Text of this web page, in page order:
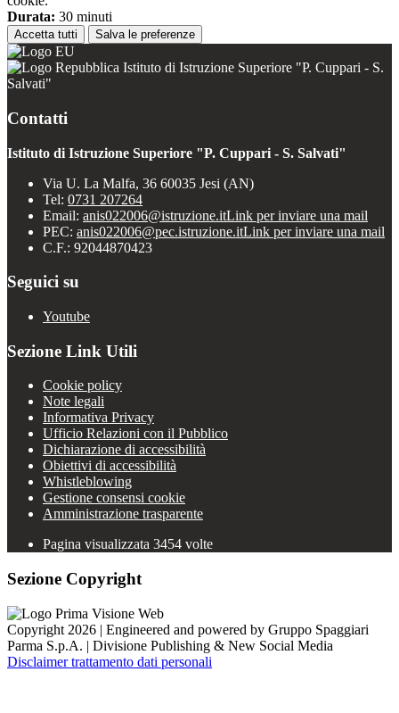
Durata: 30 minuti
Accetta tutti Salva le preferenze
Istituto di Istruzione Superiore "P. Cuppari - S.
Salvati"
Contatti
Istituto di Istruzione Superiore "P. Cuppari - S. Salvati"
Via U. La Malfa, 36 60035 Jesi (AN)
Tel: 0731 207264
Email: anis022006@istruzione.itLink per inviare una mail
PEC: anis022006@pec.istruzione.itLink per inviare una mail
C.F.: 92044870423
Seguici su
Youtube
Sezione Link Utili
Cookie policy
Note legali
Informativa Privacy
Ufficio Relazioni con il Pubblico
Dichiarazione di accessibilità
Obiettivi di accessibilità
Whistleblowing
Gestione consensi cookie
Amministrazione trasparente
Pagina visualizzata 3454 volte
Sezione Copyright
Copyright 2026 | Engineered and powered by Gruppo Spaggiari
Parma S.p.A. | Divisione Publishing & New Social Media
Disclaimer trattamento dati personali